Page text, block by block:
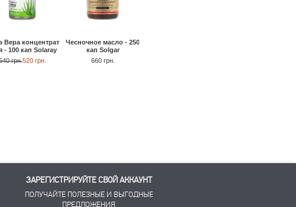
Вера концентрат
- 100 кап Solaray
грн.520 грн.
Чесночное масло - 250
кап Solgar
660 грн.
ЗАРЕГИСТРИРУЙТЕ СВОЙ АККАУНТ
ПОЛУЧАЙТЕ ПОЛЕЗНЫЕ И ВЫГОДНЫЕ
ПРЕДЛОЖЕНИЯ